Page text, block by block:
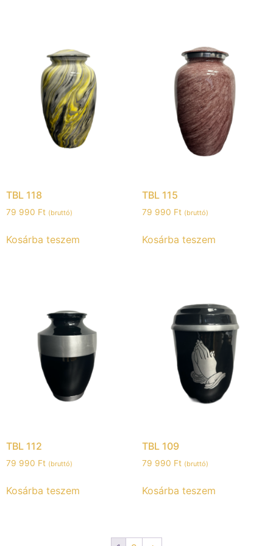
TBL 118
79 990 Ft (bruttó)
Kosárba teszem
TBL 115
79 990 Ft (bruttó)
Kosárba teszem
TBL 112
79 990 Ft (bruttó)
Kosárba teszem
TBL 109
79 990 Ft (bruttó)
Kosárba teszem